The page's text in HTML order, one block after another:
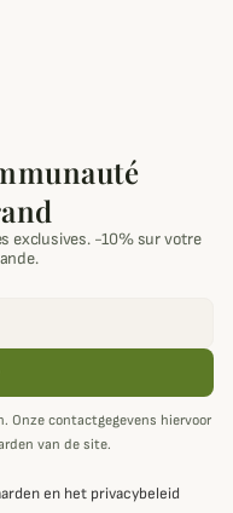
exclusives. -10% sur votre
Onze contactgegevens hiervoor
van de site.
en het privacybeleid